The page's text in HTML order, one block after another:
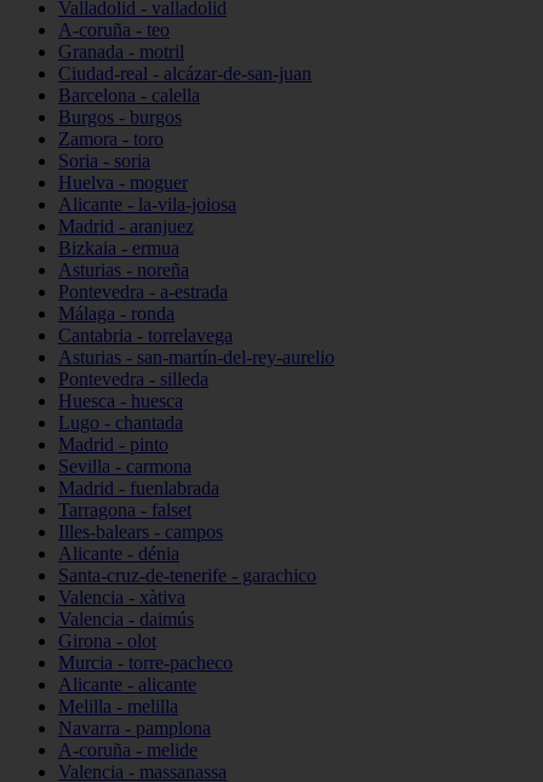
Valladolid - valladolid
A-coruña - teo
Granada - motril
Ciudad-real - alcázar-de-san-juan
Barcelona - calella
Burgos - burgos
Zamora - toro
Soria - soria
Huelva - moguer
Alicante - la-vila-joiosa
Madrid - aranjuez
Bizkaia - ermua
Asturias - noreña
Pontevedra - a-estrada
Málaga - ronda
Cantabria - torrelavega
Asturias - san-martín-del-rey-aurelio
Pontevedra - silleda
Huesca - huesca
Lugo - chantada
Madrid - pinto
Sevilla - carmona
Madrid - fuenlabrada
Tarragona - falset
Illes-balears - campos
Alicante - dénia
Santa-cruz-de-tenerife - garachico
Valencia - xàtiva
Valencia - daimús
Girona - olot
Murcia - torre-pacheco
Alicante - alicante
Melilla - melilla
Navarra - pamplona
A-coruña - melide
Valencia - massanassa